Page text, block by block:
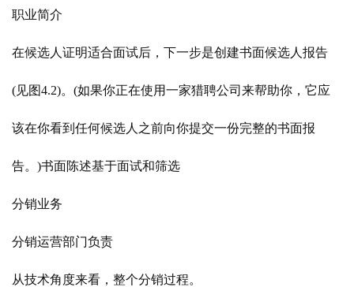
职业简介
在候选人证明适合面试后，下一步是创建书面候选人报告
(见图4.2)。(如果你正在使用一家猎聘公司来帮助你，它应
该在你看到任何候选人之前向你提交一份完整的书面报
告。)书面陈述基于面试和筛选
分销业务
分销运营部门负责
从技术角度来看，整个分销过程。